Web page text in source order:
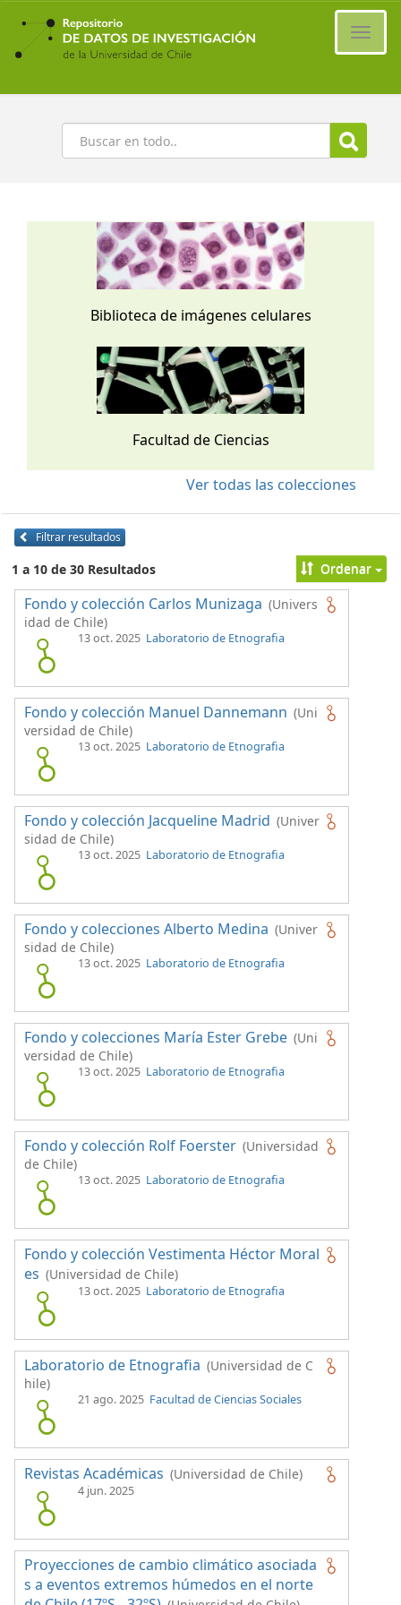
Ir
contenido
principal
Buscar
Biblioteca de imágenes celulares
Facultad de Ciencias
Ver todas las colecciones
Filtrar resultados
1 a 10 de 30 Resultados Ordenar
Fondo y colección Carlos Munizaga (Univers
idad de Chile)
13 oct. 2025 Laboratorio de Etnografia
Fondo y colección Manuel Dannemann (Uni
versidad de Chile)
13 oct. 2025 Laboratorio de Etnografia
Fondo y colección Jacqueline Madrid (Univer
sidad de Chile)
13 oct. 2025 Laboratorio de Etnografia
Fondo y colecciones Alberto Medina (Univer
sidad de Chile)
13 oct. 2025 Laboratorio de Etnografia
Fondo y colecciones María Ester Grebe (Uni
versidad de Chile)
13 oct. 2025 Laboratorio de Etnografia
Fondo y colección Rolf Foerster (Universidad
de Chile)
13 oct. 2025 Laboratorio de Etnografia
Fondo y colección Vestimenta Héctor Moral
es (Universidad de Chile)
13 oct. 2025 Laboratorio de Etnografia
Laboratorio de Etnografia (Universidad de C
hile)
21 ago. 2025 Facultad de Ciencias Sociales
Revistas Académicas (Universidad de Chile)
4 jun. 2025
Proyecciones de cambio climático asociada
s a eventos extremos húmedos en el norte